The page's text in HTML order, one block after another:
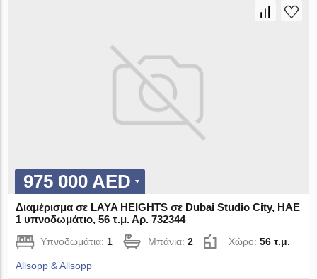
975 000 AED
Διαμέρισμα σε LAYA HEIGHTS σε Dubai Studio City, ΗΑΕ
1 υπνοδωμάτιο, 56 τ.μ. Αρ. 732344
Υπνοδωμάτια: 1 Μπάνια:2 Χώρο:56 τ.μ.
Allsopp & Allsopp